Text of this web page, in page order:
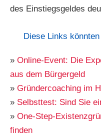
des Einstiegsgeldes
Diese Links
» Online-Event: Die
aus dem Bürgergeld
» Gründercoaching im
» Selbsttest: Sind Sie
» One-Step-
finden